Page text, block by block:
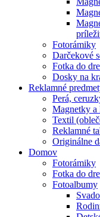
Fotorámiky
Darčekové
Fotka do
Dosky na
Reklamné
Perá,
Magnetky
Textil
Reklamné
Originálne
Domov
Fotorámiky
Fotka do
Fotoalbumy